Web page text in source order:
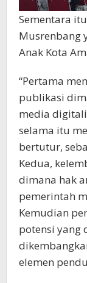
Sementara
Musrenbang
Anak Kota
“Pertama
publikasi
media
selama itu
bertutur,
Kedua,
dimana hak
pemerintah
Kemudian
potensi yang
elemen